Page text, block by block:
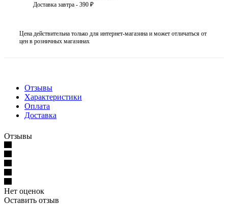
Доставка завтра - 390 ₽
Цена действительна только для интернет-магазина и может отличаться от
цен в розничных магазинах
Отзывы
Характеристики
Оплата
Доставка
Отзывы
Нет оценок
Оставить отзыв